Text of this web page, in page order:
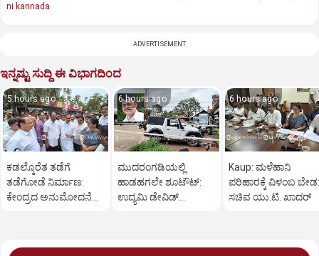
ni kannada
ADVERTISEMENT
ಇನ್ನಷ್ಟು ಸುದ್ದಿ ಈ ವಿಭಾಗದಿಂದ
5 hours ago
ಕಡಲ್ಕೊರೆತ ತಡೆಗೆ
ತಡೆಗೋಡೆ ನಿರ್ಮಾಣ:
ಕೇಂದ್ರದ ಅನುಮೋದನೆ
6 hours ago
ಮುದರಂಗಡಿಯಲ್ಲಿ
ಹಾಡಹಗಲೇ ಶೂಟೌಟ್:‌
ಉದ್ಯಮಿ ಡೇವಿಡ್‌
6 hours ago
Kaup: ಮಳೆಹಾನಿ
ಪರಿಹಾರಕ್ಕೆ ವಿಳಂಬ ಬೇಡ:
ಸಚಿವ ಯು.ಟಿ. ಖಾದರ್